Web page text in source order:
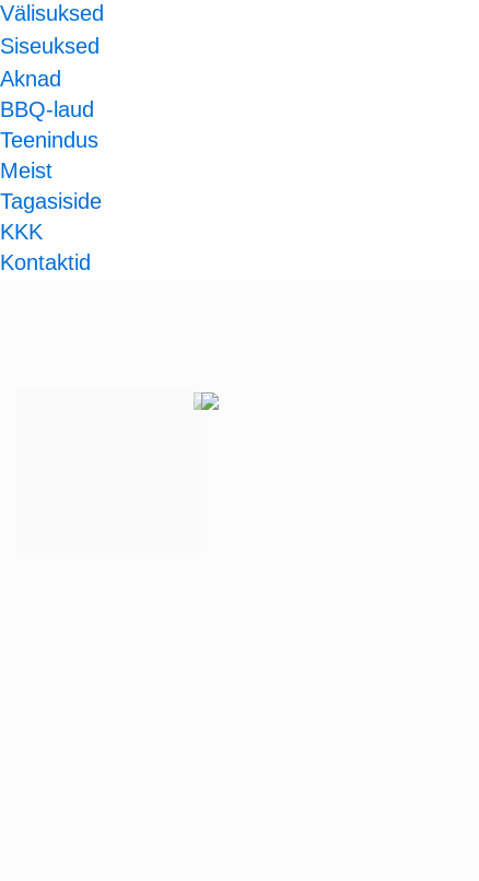
Välisuksed
Siseuksed
Aknad
BBQ-laud
Teenindus
Meist
Tagasiside
KKK
Kontaktid